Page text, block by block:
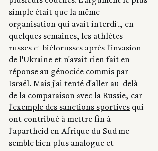
simple était que la même
organisation qui avait interdit, en
quelques semaines, les athlètes
russes et biélorusses après l'invasion
de l'Ukraine et n'avait rien fait en
réponse au génocide commis par
Israël. Mais j'ai tenté d'aller au-delà
de la comparaison avec la Russie, car
l'exemple des sanctions sportives qui
ont contribué à mettre fin à
l'apartheid en Afrique du Sud me
semble bien plus analogue et